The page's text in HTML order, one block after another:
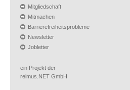
Mitgliedschaft
Mitmachen
Barrierefreiheitsprobleme
Newsletter
Jobletter
ein Projekt der
reimus.NET GmbH